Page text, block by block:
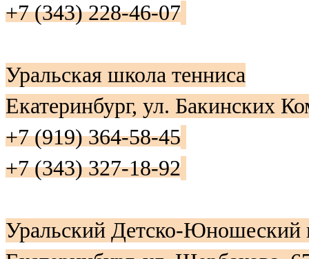
+7 (343) 228-46-07
Уральская школа тенниса
Екатеринбург, ул. Бакинских
+7 (919) 364-58-45
+7 (343) 327-18-92
Уральский Детско-Юношеский